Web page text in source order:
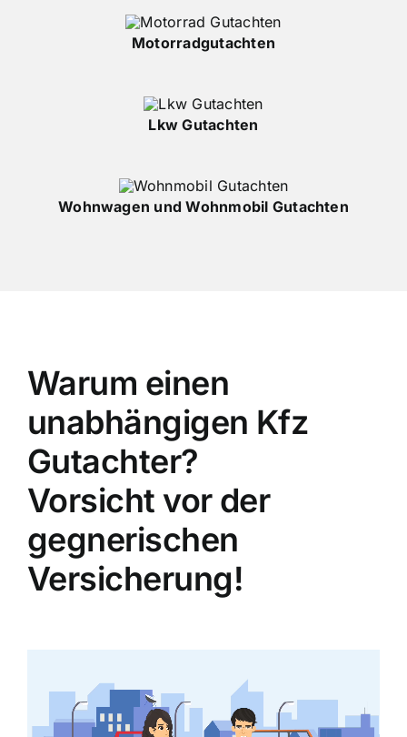
Motorradgutachten
Lkw Gutachten
Wohnwagen und Wohnmobil Gutachten
Warum einen
unabhängigen Kfz
Gutachter?
Vorsicht vor der
gegnerischen
Versicherung!